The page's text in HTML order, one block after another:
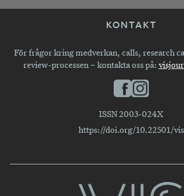
KONTAKT
För frågor kring medverkan, calls, research
review-processen – kontakta oss på:
ISSN 2003-024X
https://doi.org/10.22501/vis